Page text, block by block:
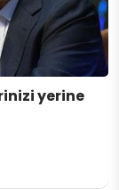
yerine